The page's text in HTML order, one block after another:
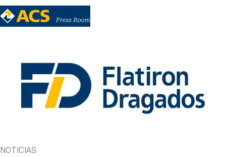
NOTICIAS